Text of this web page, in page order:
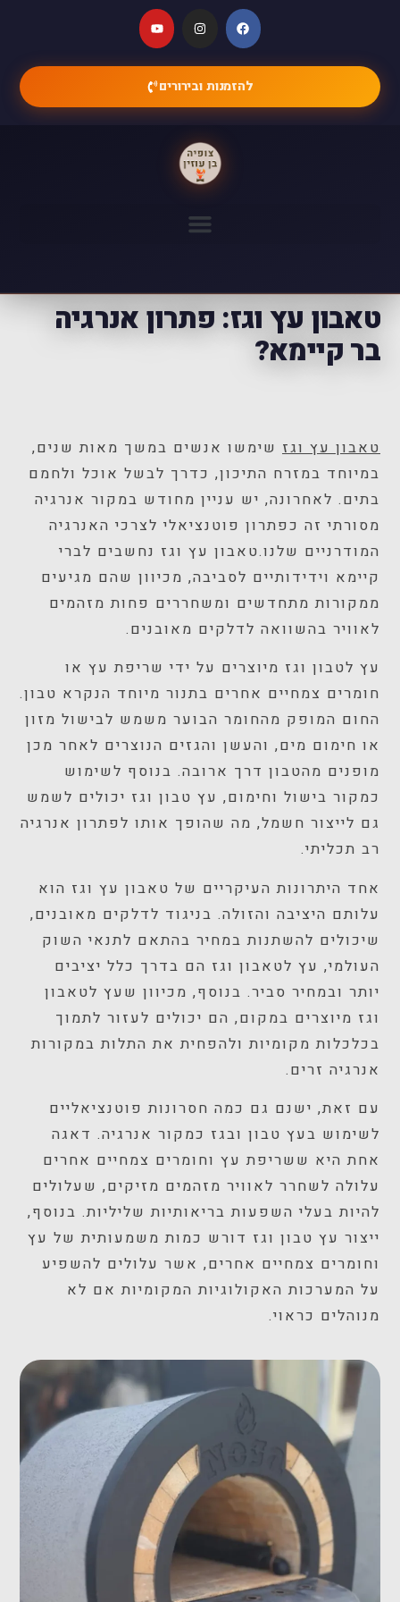
להזמנות ובירורים
טאבון עץ וגז: פתרון אנרגיה
בר קיימא?
טאבון עץ וגז שימשו אנשים במשך מאות שנים,
במיוחד במזרח התיכון, כדרך לבשל אוכל ולחמם
בתים. לאחרונה, יש עניין מחודש במקור אנרגיה
מסורתי זה כפתרון פוטנציאלי לצרכי האנרגיה
המודרניים שלנו.טאבון עץ וגז נחשבים לברי
קיימא וידידותיים לסביבה, מכיוון שהם מגיעים
ממקורות מתחדשים ומשחררים פחות מזהמים
לאוויר בהשוואה לדלקים מאובנים.
עץ לטבון וגז מיוצרים על ידי שריפת עץ או
חומרים צמחיים אחרים בתנור מיוחד הנקרא טבון.
החום המופק מהחומר הבוער משמש לבישול מזון
או חימום מים, והעשן והגזים הנוצרים לאחר מכן
מופנים מהטבון דרך ארובה. בנוסף לשימוש
כמקור בישול וחימום, עץ טבון וגז יכולים לשמש
גם לייצור חשמל, מה שהופך אותו לפתרון אנרגיה
רב תכליתי.
אחד היתרונות העיקריים של טאבון עץ וגז הוא
עלותם היציבה והזולה. בניגוד לדלקים מאובנים,
שיכולים להשתנות במחיר בהתאם לתנאי השוק
העולמי, עץ לטאבון וגז הם בדרך כלל יציבים
יותר ובמחיר סביר. בנוסף, מכיוון שעץ לטאבון
וגז מיוצרים במקום, הם יכולים לעזור לתמוך
בכלכלות מקומיות ולהפחית את התלות במקורות
אנרגיה זרים.
עם זאת, ישנם גם כמה חסרונות פוטנציאליים
לשימוש בעץ טבון ובגז כמקור אנרגיה. דאגה
אחת היא ששריפת עץ וחומרים צמחיים אחרים
עלולה לשחרר לאוויר מזהמים מזיקים, שעלולים
להיות בעלי השפעות בריאותיות שליליות. בנוסף,
ייצור עץ טבון וגז דורש כמות משמעותית של עץ
וחומרים צמחיים אחרים, אשר עלולים להשפיע
על המערכות האקולוגיות המקומיות אם לא
מנוהלים כראוי.